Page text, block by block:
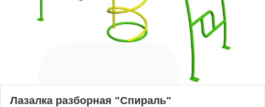
Лазалка разборная "Спираль"